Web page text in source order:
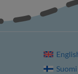
Suomi